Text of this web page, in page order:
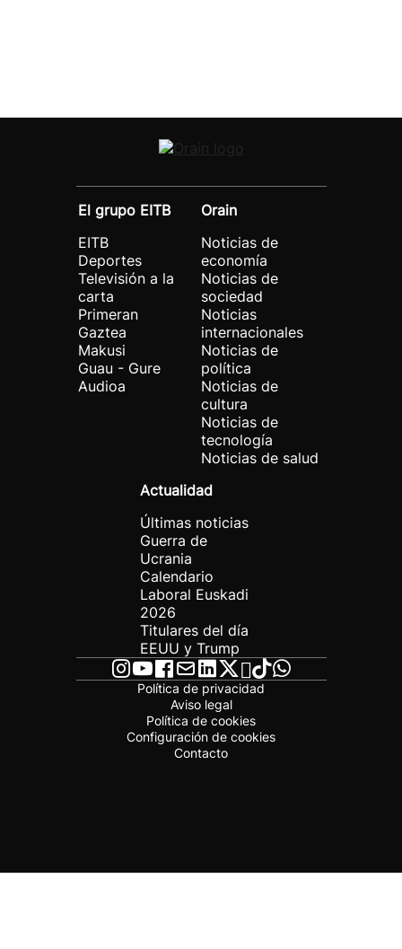
El grupo EITB
EITB
Deportes
Televisión a la
carta
Primeran
Gaztea
Makusi
Guau - Gure
Audioa
Orain
Noticias de
economía
Noticias de
sociedad
Noticias
internacionales
Noticias de
política
Noticias de
cultura
Noticias de
tecnología
Noticias de salud
Actualidad
Últimas noticias
Guerra de
Ucrania
Calendario
Laboral Euskadi
2026
Titulares del día
EEUU y Trump
Política de privacidad
Aviso legal
Política de cookies
Configuración de cookies
Contacto